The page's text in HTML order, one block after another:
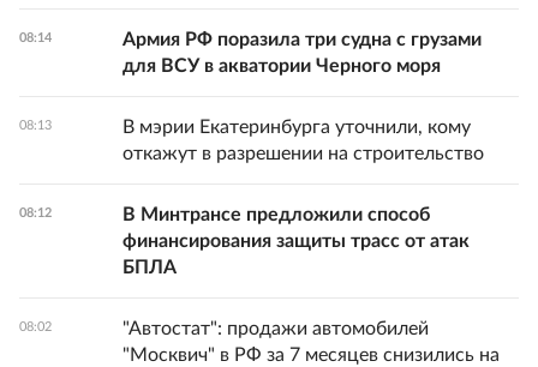
08:14
Армия РФ поразила три судна с грузами
для ВСУ в акватории Черного моря
08:13
В мэрии Екатеринбурга уточнили, кому
откажут в разрешении на строительство
08:12
В Минтрансе предложили способ
финансирования защиты трасс от атак
БПЛА
08:02
"Автостат": продажи автомобилей
"Москвич" в РФ за 7 месяцев снизились на